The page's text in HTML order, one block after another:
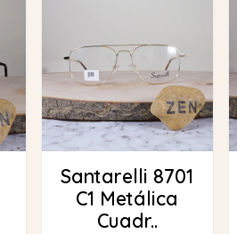
Santarelli 8701
C1 Metálica
Cuadr..